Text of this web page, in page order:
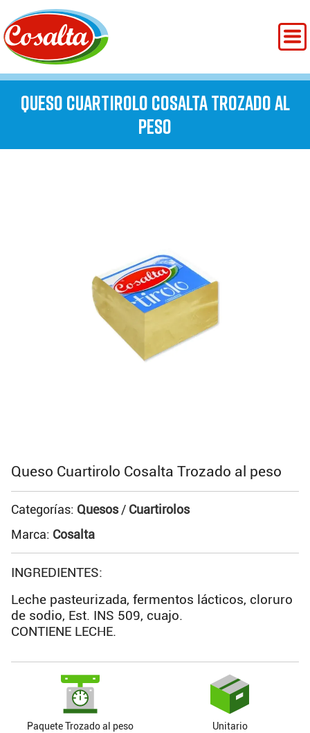
QUESO CUARTIROLO COSALTA TROZADO AL
PESO
Queso Cuartirolo Cosalta Trozado al peso
Categorías: Quesos/ Cuartirolos
Marca: Cosalta
INGREDIENTES:
Leche pasteurizada, fermentos lácticos, cloruro
de sodio, Est. INS 509, cuajo.
CONTIENE LECHE.
Paquete Trozado al peso Unitario